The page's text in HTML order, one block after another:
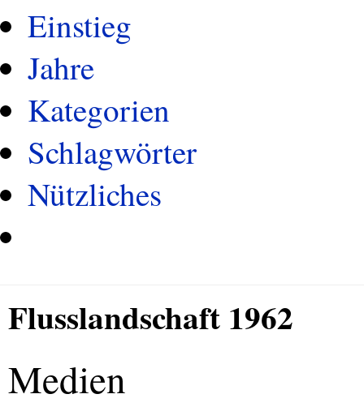
Einstieg
Jahre
Kategorien
Schlagwörter
Nützliches
Flusslandschaft 1962
Medien